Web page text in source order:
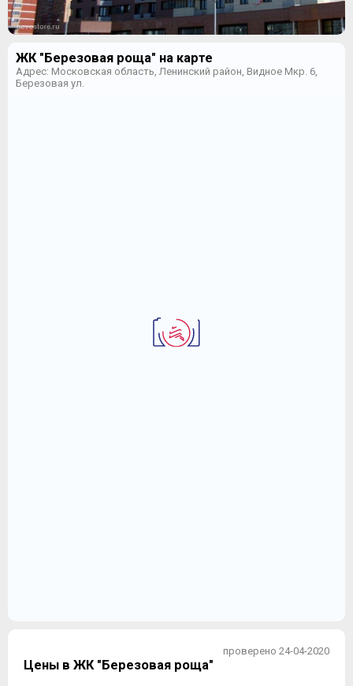
ЖК "Березовая роща" на карте
Адрес: Московская область, Ленинский район, Видное Мкр. 6,
Березовая ул.
проверено 24-04-2020
Цены в ЖК "Березовая роща"